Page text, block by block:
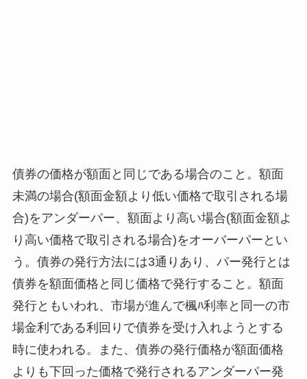
債券の価格が額面と同じである場合のこと。額面
未満の場合(額面金額より低い価格で取引される場
合)をアンダーパー、額面より高い場合(額面金額よ
り高い価格で取引される場合)をオーバーパーとい
う。債券の発行方法には3通りあり、パー発行とは
債券を額面価格と同じ価格で発行すること。額面
発行ともいわれ、市場が進んで楓ﾊ利率と同一の市
場金利である利回りで債券を受け入れようとする
時に使われる。また、債券の発行価格が額面価格
よりも下回った価格で発行されるアンダーパー発